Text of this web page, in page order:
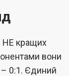
НЕ кращих
вони
– 0:1. Єдиний